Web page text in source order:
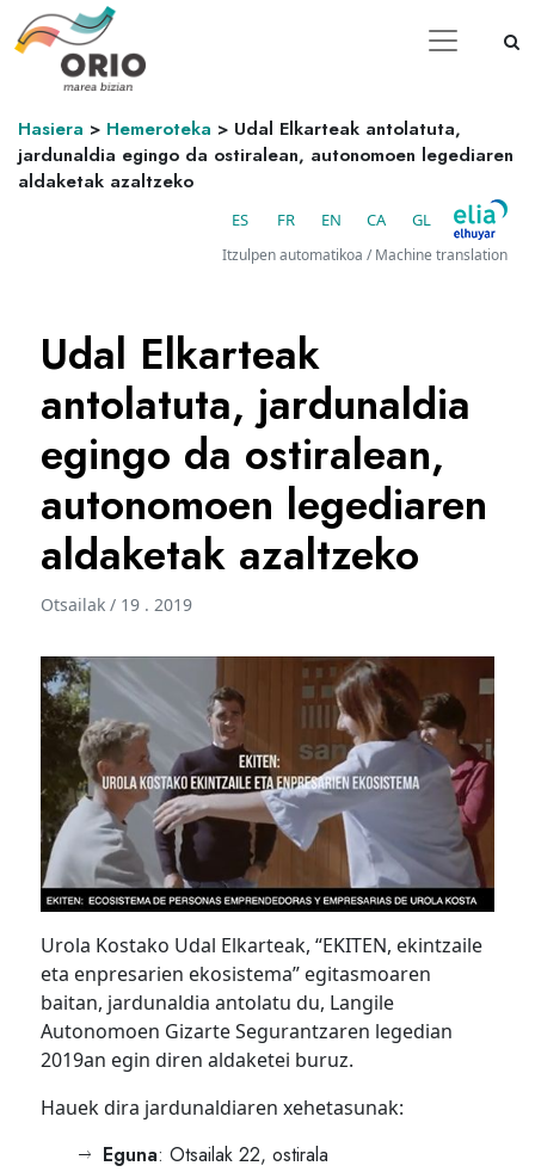
Hasiera > Hemeroteka > Udal Elkarteak antolatuta,
jardunaldia egingo da ostiralean, autonomoen legediaren
aldaketak azaltzeko
ES FR EN CA GL
Itzulpen automatikoa / Machine translation
Udal Elkarteak
antolatuta, jardunaldia
egingo da ostiralean,
autonomoen legediaren
aldaketak azaltzeko
Otsailak / 19 . 2019
Urola Kostako Udal Elkarteak, “EKITEN, ekintzaile
eta enpresarien ekosistema” egitasmoaren
baitan, jardunaldia antolatu du, Langile
Autonomoen Gizarte Segurantzaren legedian
2019an egin diren aldaketei buruz.
Hauek dira jardunaldiaren xehetasunak:
Eguna: Otsailak 22, ostirala